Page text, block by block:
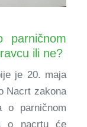
parničnom
ili ne?
je 20. maja
Nacrt zakona
o parničnom
o nacrtu će